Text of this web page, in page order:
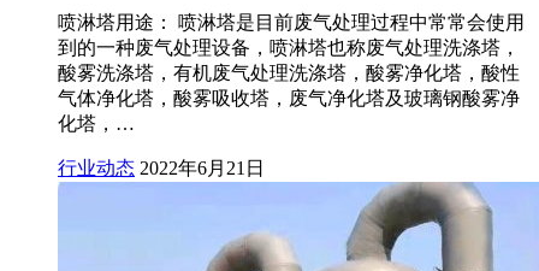
喷淋塔用途： 喷淋塔是目前废气处理过程中常常会使用
到的一种废气处理设备，喷淋塔也称废气处理洗涤塔，
酸雾洗涤塔，有机废气处理洗涤塔，酸雾净化塔，酸性
气体净化塔，酸雾吸收塔，废气净化塔及玻璃钢酸雾净
化塔，…
行业动态 2022年6月21日